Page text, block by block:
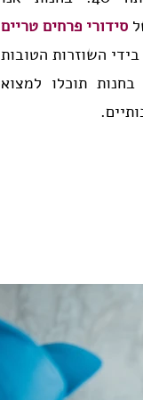
סידורי פרחים טריים
השוזרות הטובות
תוכלו למצוא